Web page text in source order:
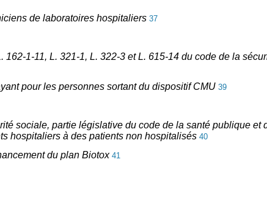
de laboratoires hospitaliers 37
1-11, L. 321-1, L. 322-3 et L. 615-14 du code de la
pour les personnes sortant du dispositif CMU 39
sociale, partie législative du code de la santé publique et
hospitaliers à des patients non hospitalisés 40
du plan Biotox 41